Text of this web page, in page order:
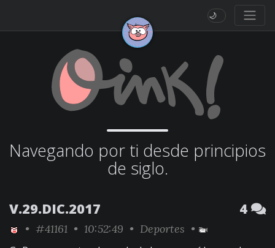
🌙
Navegando por ti desde principios
de siglo.
V.29.DIC.2017 4
• #41161 • 10:52:49 • Deportes •